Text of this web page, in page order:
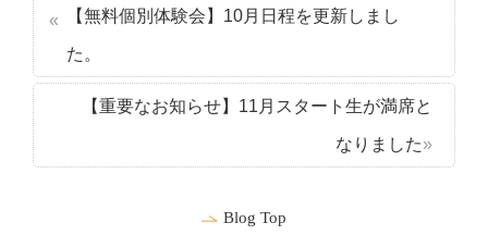
【無料個別体験会】10月日程を更新しまし
た。
【重要なお知らせ】11月スタート生が満席と
なりました
Blog Top